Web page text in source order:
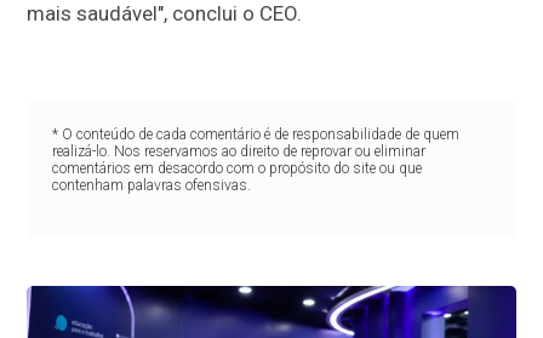
mais saudável", conclui o CEO.
* O conteúdo de cada comentário é de responsabilidade de quem
realizá-lo. Nos reservamos ao direito de reprovar ou eliminar
comentários em desacordo com o propósito do site ou que
contenham palavras ofensivas.